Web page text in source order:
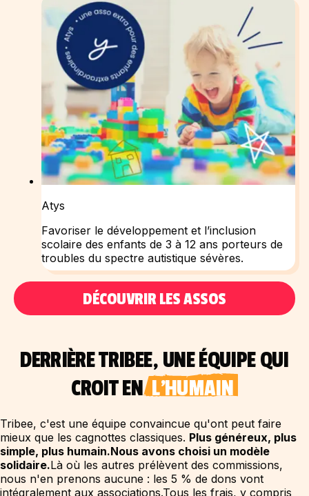
Atys
Favoriser le développement et l’inclusion
scolaire des enfants de 3 à 12 ans porteurs de
troubles du spectre autistique sévères.
En savoir plus
DÉCOUVRIR LES ASSOS
DERRIÈRE TRIBEE, UNE ÉQUIPE QUI
CROIT EN L'HUMAIN
Tribee, c'est une équipe convaincue qu'ont peut faire
mieux que les cagnottes classiques. Plus généreux, plus
simple, plus humain.Nous avons choisi un modèle
solidaire.Là où les autres prélèvent des commissions,
nous n'en prenons aucune : les 5 % de dons vont
intégralement aux associations.Tous les frais, y compris